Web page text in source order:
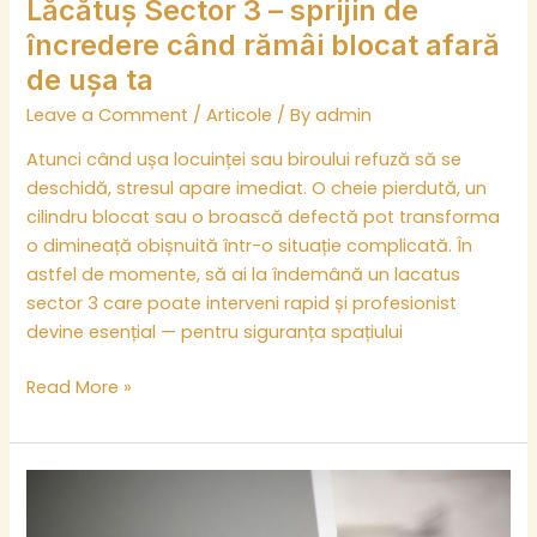
Lăcătuș Sector 3 – sprijin de
încredere când rămâi blocat afară
de ușa ta
Leave a Comment /Articole / Byadmin
Atunci când ușa locuinței sau biroului refuză să se
deschidă, stresul apare imediat. O cheie pierdută, un
cilindru blocat sau o broască defectă pot transforma
o dimineață obișnuită într-o situație complicată. În
astfel de momente, să ai la îndemână un lacatus
sector 3 care poate interveni rapid și profesionist
devine esențial — pentru siguranța spațiului
ta
Read More »